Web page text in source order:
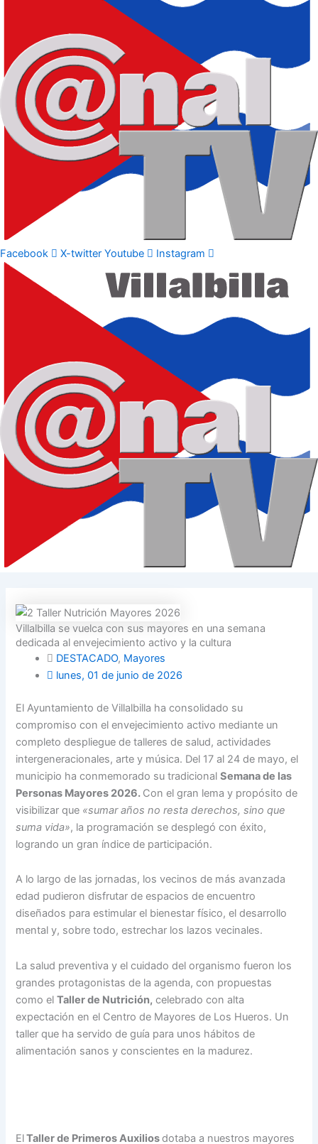
Facebook X-twitter Youtube Instagram
Villalbilla se vuelca con sus mayores en una semana
dedicada al envejecimiento activo y la cultura
DESTACADO, Mayores
lunes, 01 de junio de 2026
El Ayuntamiento de Villalbilla ha consolidado su
compromiso con el envejecimiento activo mediante un
completo despliegue de talleres de salud, actividades
intergeneracionales, arte y música. Del 17 al 24 de mayo, el
municipio ha conmemorado su tradicionalSemana de las
Personas Mayores 2026. Con el gran lema y propósito de
visibilizar que «sumar años no resta derechos, sino que
suma vida», la programación se desplegó con éxito,
logrando un gran índice de participación.
A lo largo de las jornadas, los vecinos de más avanzada
edad pudieron disfrutar de espacios de encuentro
diseñados para estimular el bienestar físico, el desarrollo
mental y, sobre todo, estrechar los lazos vecinales.
La salud preventiva y el cuidado del organismo fueron los
grandes protagonistas de la agenda, con propuestas
como elTaller de Nutrición, celebrado con alta
expectación en el Centro de Mayores de Los Hueros. Un
taller que ha servido de guía para unos hábitos de
alimentación sanos y conscientes en la madurez.
ElTaller de Primeros Auxiliosdotaba a nuestros mayores